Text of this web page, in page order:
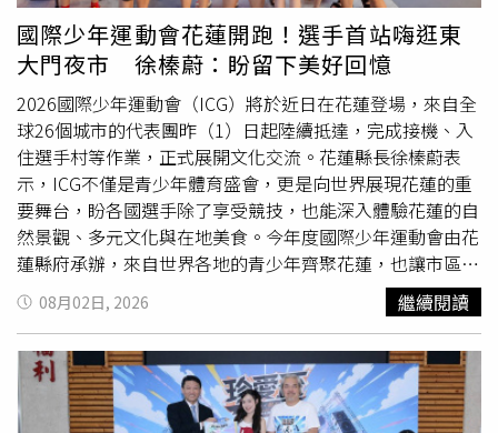
量，持續推動台灣棒球向前邁進，為國內棒球運動開創新的
發展契機。中華民國棒球協會第14屆理監事名單理事長：周
玲妏常務理事：周玲妏、辜仲諒、蘇泰安、張廖萬山、林華
韋、張大鵠、高人傑、葉志仙、鍾富瑋理事：陳國恩、張登
瑞、林美吟、邱名璋、康正男、劉志威、陳炳甫、張滄彬、
陳献榮、戴極昇、蔡明堂、游本力、柳宗義、陳雨鑫、郭志
恆、廖立欣、郭智輝、楊清瓏、陳江和、黃泰龍、黃士魁、
龔榮堂常務監事：林宗毅、曹善華、郭李建夫監事：陳炳
男、林永勝、湯偉祥、王燕國、謝承勳、范植華
國際少年運動會花蓮開跑！選手首站嗨逛東
大門夜市 徐榛蔚：盼留下美好回憶
2026國際少年運動會（ICG）將於近日在花蓮登場，來自全
球26個城市的代表團昨（1）日起陸續抵達，完成接機、入
住選手村等作業，正式展開文化交流。花蓮縣長徐榛蔚表
示，ICG不僅是青少年體育盛會，更是向世界展現花蓮的重
要舞台，盼各國選手除了享受競技，也能深入體驗花蓮的自
然景觀、多元文化與在地美食。今年度國際少年運動會由花
蓮縣府承辦，來自世界各地的青少年齊聚花蓮，也讓市區充
滿濃厚國際氛圍。本屆
以「Shining Hualien, Shining
Together!」為主題，將進行田徑、游泳、足球、網球、跆
拳道、射箭、籃球及桌球等八項競賽，來自世界各地12至
15歲的青少年將在花蓮同場競技，展現青春活力與運動精
神。徐榛蔚表示，希望各國選手除了享受競技賽事，也能深
入體驗花蓮壯麗的自然景觀、多元文化及特色美食，把在花
08月02日, 2026 繼續閱讀